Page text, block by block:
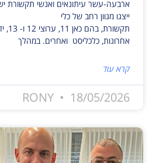
ארבעה-עשר עיתונאים ואנשי תקשורת
ייצגו מגוון רחב של כלי
תקשורת,
אחרונות, כלכליסט ואחרים. במהלך
קרא עוד
RONY 18/05/2026